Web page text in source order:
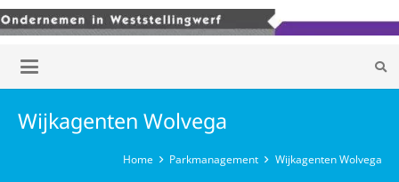
Wijkagenten Wolvega
Home Parkmanagement Wijkagenten Wolvega